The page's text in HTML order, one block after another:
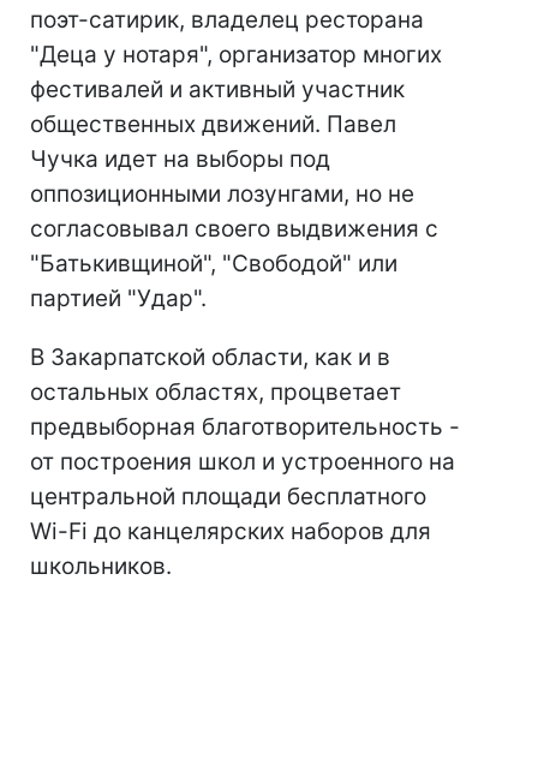
поэт-сатирик, владелец ресторана
"Деца у нотаря", организатор многих
фестивалей и активный участник
общественных движений. Павел
Чучка идет на выборы под
оппозиционными лозунгами, но не
согласовывал своего выдвижения с
"Батькивщиной", "Свободой" или
партией "Удар".
В Закарпатской области, как и в
остальных областях, процветает
предвыборная благотворительность -
от построения школ и устроенного на
центральной площади бесплатного
Wi-Fi до канцелярских наборов для
школьников.